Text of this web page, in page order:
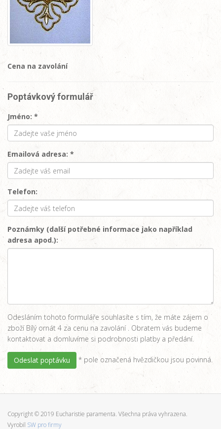
Cena na zavolání
Poptávkový formulář
Jméno: *
Emailová adresa: *
Telefon:
Poznámky (další potřebné informace jako například
adresa apod.):
Odesláním tohoto formuláře souhlasíte s tím, že máte zájem o
zboží Bílý ornát 4 za cenu na zavolání . Obratem vás budeme
kontaktovat a domluvíme si podrobnosti platby a předání.
Odeslat poptávku * pole označená hvězdičkou jsou povinná.
Copyright © 2019 Eucharistie paramenta. Všechna práva vyhrazena.
Vyrobil SW pro firmy